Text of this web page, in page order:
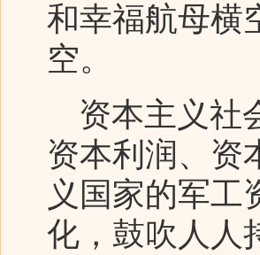
和幸福航母横
空。
资本主义社
资本利润、资
义国家的军工
化，鼓吹人人